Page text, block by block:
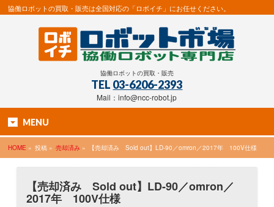
協働ロボットの買取・販売は全国対応の「ロボイチ」にお任せください。
協働ロボットの買取・販売
TEL 03-6206-2393
Mail：info@ncc-robot.jp
MENU
HOME » 投稿 » 売却済み » 【売却済み Sold out】LD-90／omron／2017年 100V仕様
【売却済み Sold out】LD-90／omron／
2017年 100V仕様